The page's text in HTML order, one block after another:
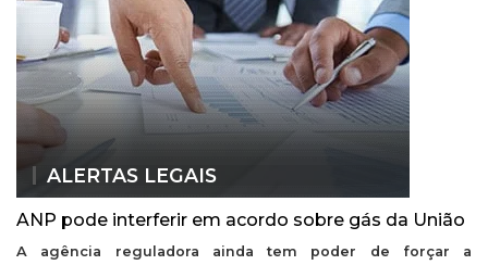
ALERTAS LEGAIS
ANP pode interferir em acordo sobre gás da União
A agência reguladora ainda tem poder de forçar a